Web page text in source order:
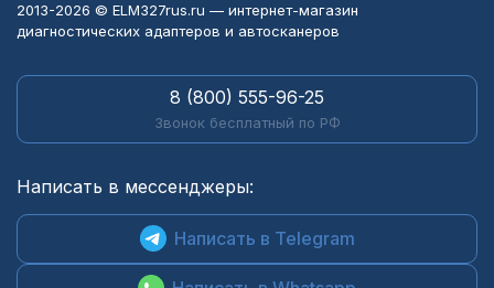
2013-2026 © ELM327rus.ru — интернет-магазин
диагностических адаптеров и автосканеров
8 (800) 555-96-25
Звонок бесплатный по РФ
Написать в мессенджеры:
Написать в Telegram